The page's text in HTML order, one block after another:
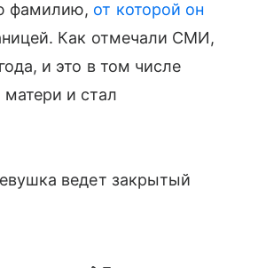
фамилию, от которой он
Как отмечали СМИ,
и это в том числе
матери и стал
ведет закрытый